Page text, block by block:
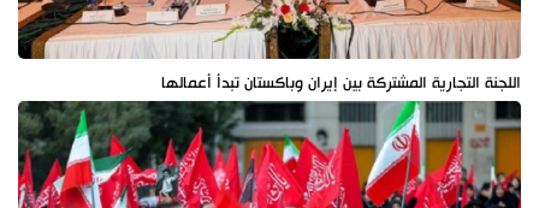
اللجنة التجارية المشتركة بين إيران وباكستان تبدأ أعمالها